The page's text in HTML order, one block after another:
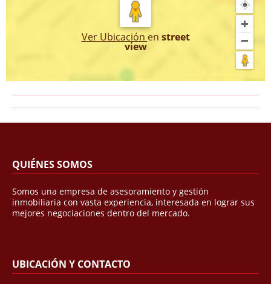
Ver Ubicación en street
view
QUIÉNES SOMOS
Somos una empresa de asesoramiento y gestión
inmobiliaria con vasta experiencia, interesada en lograr sus
mejores negociaciones dentro del mercado.
UBICACIÓN Y CONTACTO